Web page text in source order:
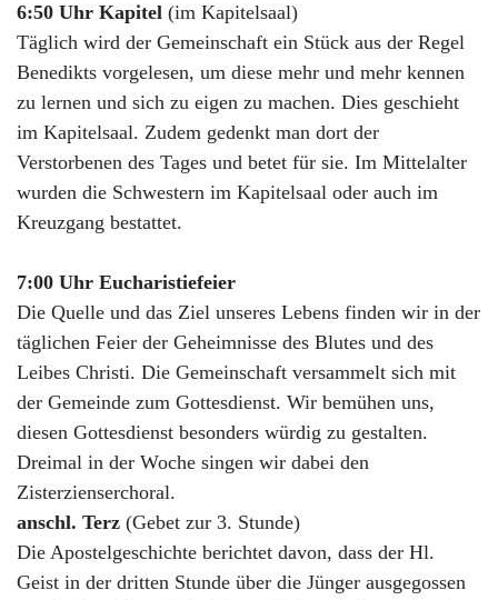
6:50 Uhr Kapitel (im Kapitelsaal)
Täglich wird der Gemeinschaft ein Stück aus der Regel
Benedikts vorgelesen, um diese mehr und mehr kennen
zu lernen und sich zu eigen zu machen. Dies geschieht
im Kapitelsaal. Zudem gedenkt man dort der
Verstorbenen des Tages und betet für sie. Im Mittelalter
wurden die Schwestern im Kapitelsaal oder auch im
Kreuzgang bestattet.
7:00 Uhr Eucharistiefeier
Die Quelle und das Ziel unseres Lebens finden wir in der
täglichen Feier der Geheimnisse des Blutes und des
Leibes Christi. Die Gemeinschaft versammelt sich mit
der Gemeinde zum Gottesdienst. Wir bemühen uns,
diesen Gottesdienst besonders würdig zu gestalten.
Dreimal in der Woche singen wir dabei den
Zisterzienserchoral.
anschl. Terz (Gebet zur 3. Stunde)
Die Apostelgeschichte berichtet davon, dass der Hl.
Geist in der dritten Stunde über die Jünger ausgegossen